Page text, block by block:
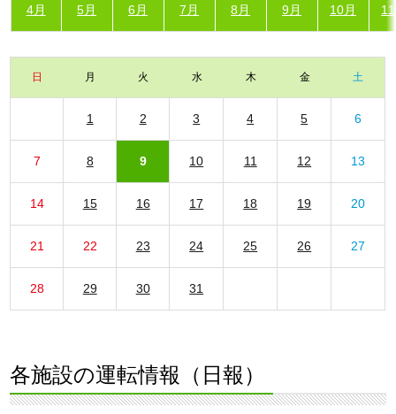
4月 5月 6月 7月 8月 9月 10月
日 月 火 水 木 金 土
1 2 3 4 5 6
7 8 9 10 11 12 13
14 15 16 17 18 19 20
21 22 23 24 25 26 27
28 29 30 31
各施設の運転情報（日報）